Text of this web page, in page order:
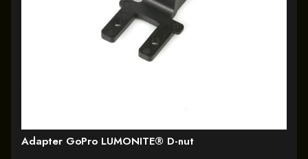
Adapter GoPro LUMONITE® D-nut